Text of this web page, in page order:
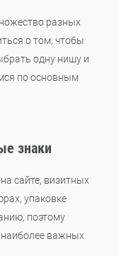
разных
о том, чтобы
одну нишу и
по основным
знаки
сайте, визитных
упаковке
поэтому
наиболее важных